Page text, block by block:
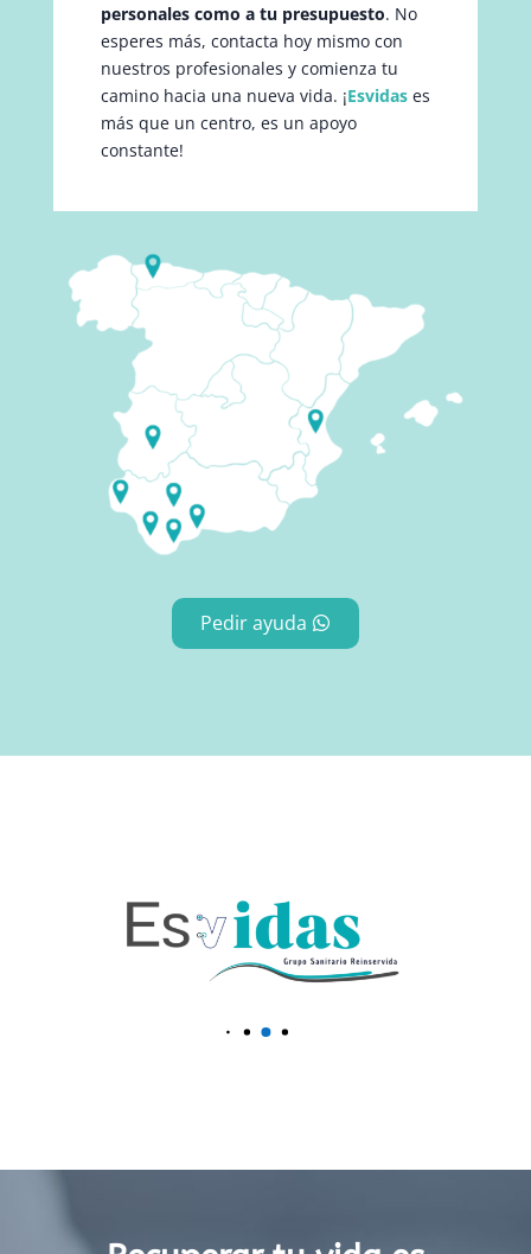
personales como a tu presupuesto. No
esperes más, contacta hoy mismo con
nuestros profesionales y comienza tu
camino hacia una nueva vida. ¡Esvidas es
más que un centro, es un apoyo
constante!
Pedir ayuda